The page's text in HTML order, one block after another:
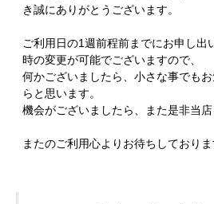
き誠にありがとうございます。
ご利用日の1週前程前までにお申し出
時の変更が可能でございますので、
何かございましたら、小さな事でも
らと思います。
機会がございましたら、また是非当店
またのご利用心よりお待ちしておりま